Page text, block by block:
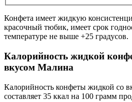
Конфета имеет жидкую
красочный тюбик, имеет срок
температуре не выше +25 градусов.
Калорийность жидкой
вкусом Малина
Калорийность конфеты жидкой со
составляет 35 ккал на 100 грамм